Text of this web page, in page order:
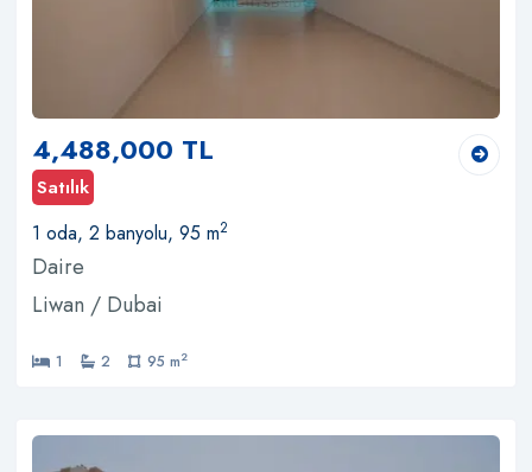
4,488,000 TL
Satılık
1 oda, 2 banyolu, 95 m2
Daire
Liwan / Dubai
1 2 95 m2